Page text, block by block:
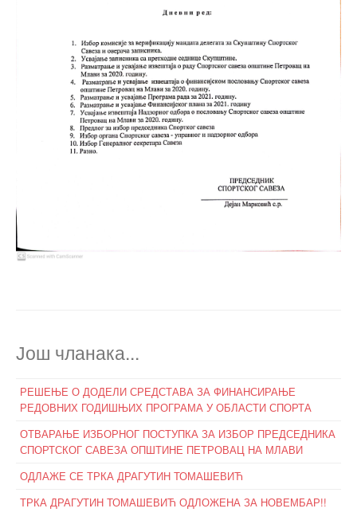
Још чланака...
РЕШЕЊЕ О ДОДЕЛИ СРЕДСТАВА ЗА ФИНАНСИРАЊЕ
РЕДОВНИХ ГОДИШЊИХ ПРОГРАМА У ОБЛАСТИ СПОРТА
ОТВАРАЊЕ ИЗБОРНОГ ПОСТУПКА ЗА ИЗБОР ПРЕДСЕДНИКА
СПОРТСКОГ САВЕЗА ОПШТИНЕ ПЕТРОВАЦ НА МЛАВИ
ОДЛАЖЕ СЕ ТРКА ДРАГУТИН ТОМАШЕВИЋ
ТРКА ДРАГУТИН ТОМАШЕВИЋ ОДЛОЖЕНА ЗА НОВЕМБАР!!